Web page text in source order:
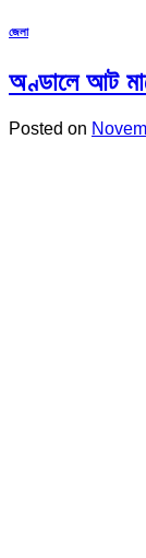
জেলা
অণ্ডালে আট
Posted on